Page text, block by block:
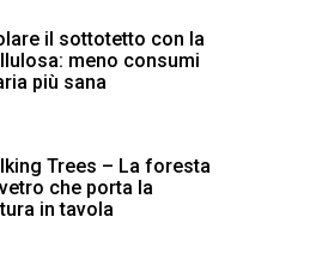
il sottotetto con la
meno consumi
più sana
Trees – La foresta
che porta la
in tavola